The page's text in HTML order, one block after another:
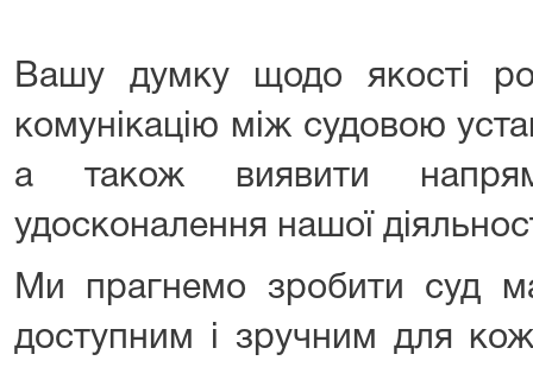
Вашу думку щодо якості
комунікацію між судовою
а також виявити
удосконалення нашої
Ми прагнемо зробити суд
доступним і зручним для